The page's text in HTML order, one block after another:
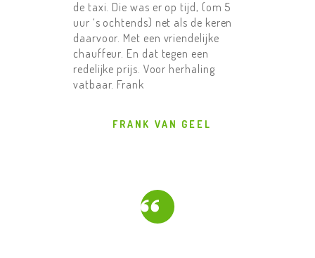
TAXI TARIEVEN
OVER ONS
de taxi. Die was er op tijd, (om 5
uur ‘s ochtends) net als de keren
daarvoor. Met een vriendelijke
chauffeur. En dat tegen een
redelijke prijs. Voor herhaling
vatbaar. Frank
FRANK VAN GEEL